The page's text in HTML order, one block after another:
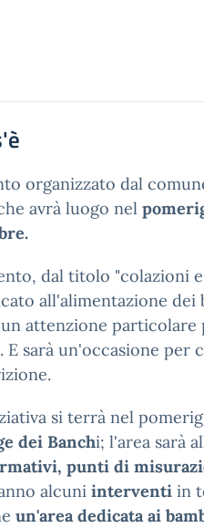
organizzato dal
avrà luogo nel
dal titolo "colazioni e
all'alimentazione dei
attenzione particolare
E sarà un'occasione
si terrà nel
dei Banchi; l'area sarà
punti di
alcuni interventi in
un'area dedicata ai